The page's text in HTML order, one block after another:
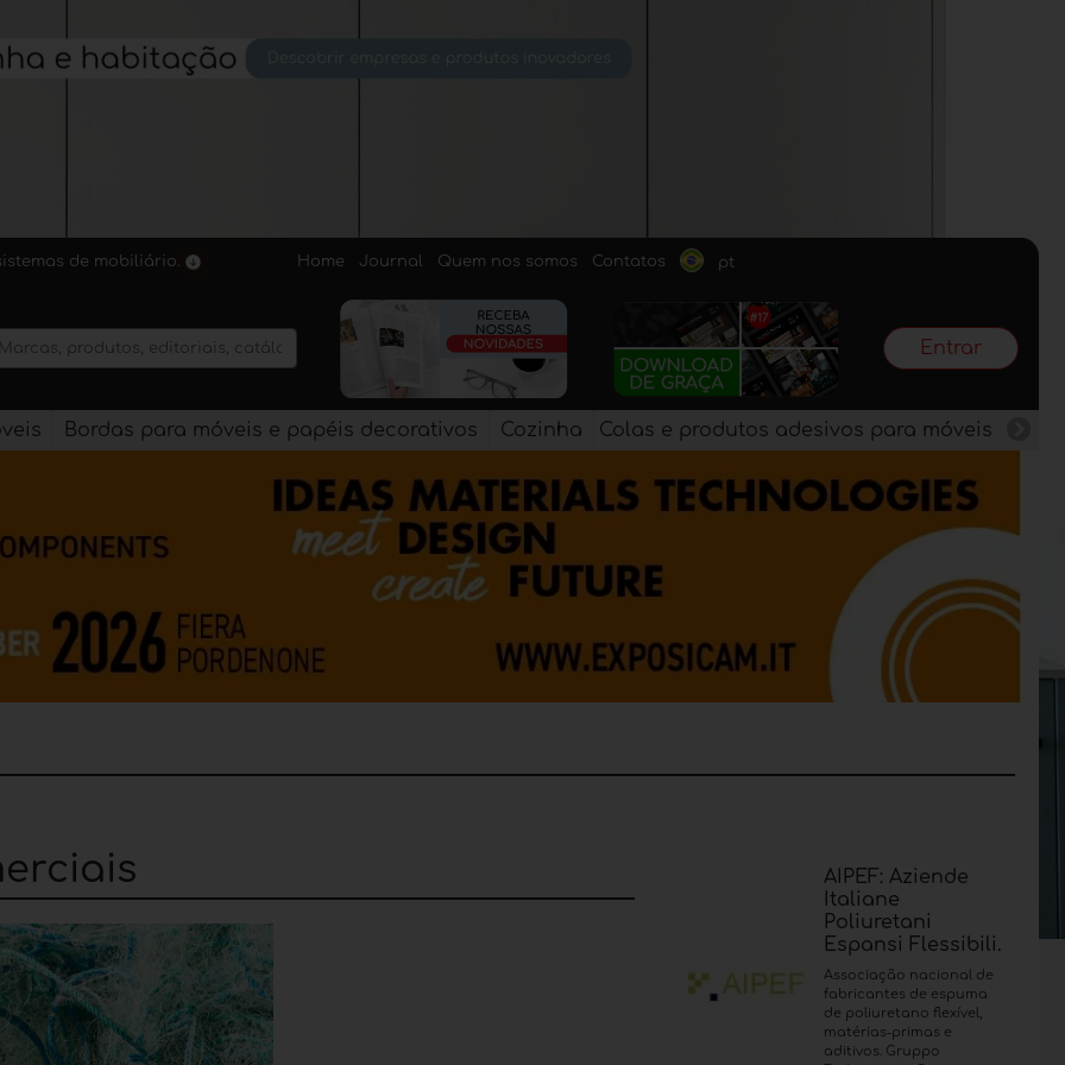
de mobiliário. Home Journal Quem nos somos Contatos pt
Entrar
Bordas para móveis e papéis decorativos Cozinha Colas e produtos adesivos para móveis
AIPEF: Aziende
Italiane
Poliuretani
Espansi Flessibili.
Associação nacional de
fabricantes de espuma
de poliuretano flexível,
matérias-primas e
aditivos. Gruppo